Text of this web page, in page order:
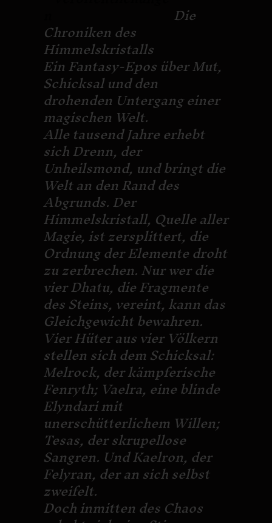
Die
Chroniken des
Himmelskristalls
Ein Fantasy-Epos über Mut,
Schicksal und den
drohenden Untergang einer
magischen Welt.
Alle tausend Jahre erhebt
sich Drenn, der
Unheilsmond, und bringt die
Welt an den Rand des
Abgrunds. Der
Himmelskristall, Quelle aller
Magie, ist zersplittert, die
Ordnung der Elemente droht
zu zerbrechen. Nur wer die
vier Dhatu, die Fragmente
des Steins, vereint, kann das
Gleichgewicht bewahren.
Vier Hüter aus vier Völkern
stellen sich dem Schicksal:
Melrock, der kämpferische
Fenryth; Vaelra, eine blinde
Elyndari mit
unerschütterlichem Willen;
Tesas, der skrupellose
Sangren. Und Kaelron, der
Felyran, der an sich selbst
zweifelt.
Doch inmitten des Chaos